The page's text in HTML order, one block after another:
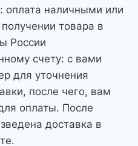
наличными или
товара в
России
счету: с вами
для уточнения
после чего, вам
оплаты. После
доставка в